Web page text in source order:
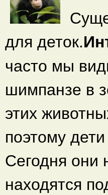
для деток.
часто мы
шимпанзе в
этих
поэтому
Сегодня они
находятся